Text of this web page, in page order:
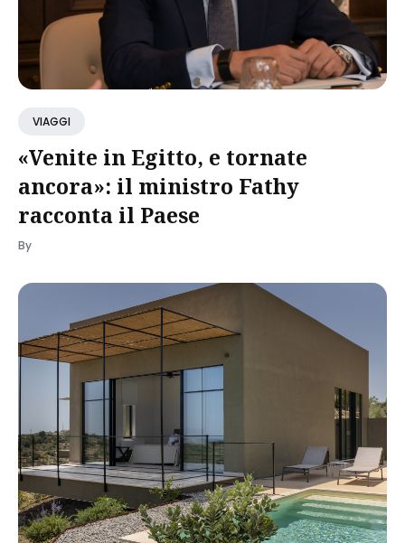
VIAGGI
«Venite in Egitto, e tornate
ancora»: il ministro Fathy
racconta il Paese
By